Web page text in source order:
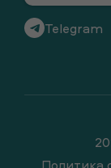
Telegram